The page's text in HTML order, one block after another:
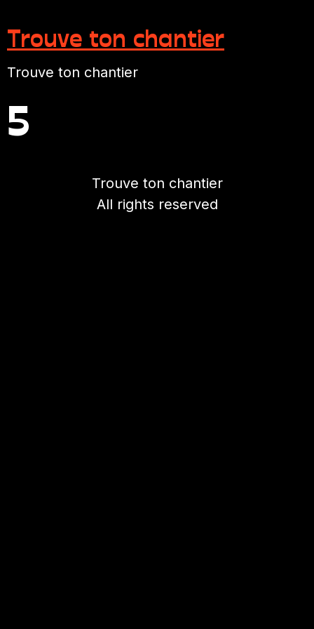
Trouve ton chantier
Trouve ton chantier
5
Trouve ton chantier
All rights reserved